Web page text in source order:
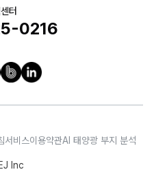
터
0216
서비스이용약관AI 태양광 부지 분석
Inc